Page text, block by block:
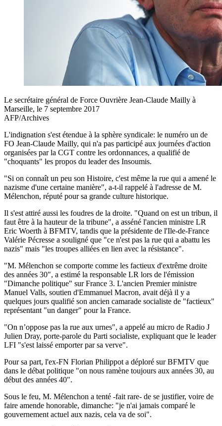
Le secrétaire général de Force Ouvrière Jean-Claude Mailly à
Marseille, le 7 septembre 2017
AFP/Archives
L'indignation s'est étendue à la sphère syndicale: le numéro un de
FO Jean-Claude Mailly, qui n'a pas participé aux journées d'action
organisées par la CGT contre les ordonnances, a qualifié de
"choquants" les propos du leader des Insoumis.
"Si on connaît un peu son Histoire, c'est même la rue qui a amené le
nazisme d'une certaine manière", a-t-il rappelé à l'adresse de M.
Mélenchon, réputé pour sa grande culture historique.
Il s'est attiré aussi les foudres de la droite. "Quand on est un tribun, il
faut être à la hauteur de la tribune", a asséné l'ancien ministre LR
Eric Woerth à BFMTV, tandis que la présidente de l'Ile-de-France
Valérie Pécresse a souligné que "ce n'est pas la rue qui a abattu les
nazis" mais "les troupes alliées en lien avec la résistance".
"M. Mélenchon se comporte comme les factieux d'extrême droite
des années 30", a estimé la responsable LR lors de l'émission
"Dimanche politique" sur France 3. L'ancien Premier ministre
Manuel Valls, soutien d'Emmanuel Macron, avait déjà il y a
quelques jours qualifié son ancien camarade socialiste de "factieux"
représentant "un danger" pour la France.
"On n’oppose pas la rue aux urnes", a appelé au micro de Radio J
Julien Dray, porte-parole du Parti socialiste, expliquant que le leader
LFI "s'est laissé emporter par sa verve".
Pour sa part, l'ex-FN Florian Philippot a déploré sur BFMTV que
dans le débat politique "on nous ramène toujours aux années 30, au
début des années 40".
Sous le feu, M. Mélenchon a tenté -fait rare- de se justifier, voire de
faire amende honorable, dimanche: "je n'ai jamais comparé le
gouvernement actuel aux nazis, cela va de soi".